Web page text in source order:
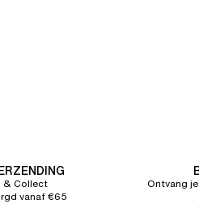
& Collect
vanaf €65
Ontvang